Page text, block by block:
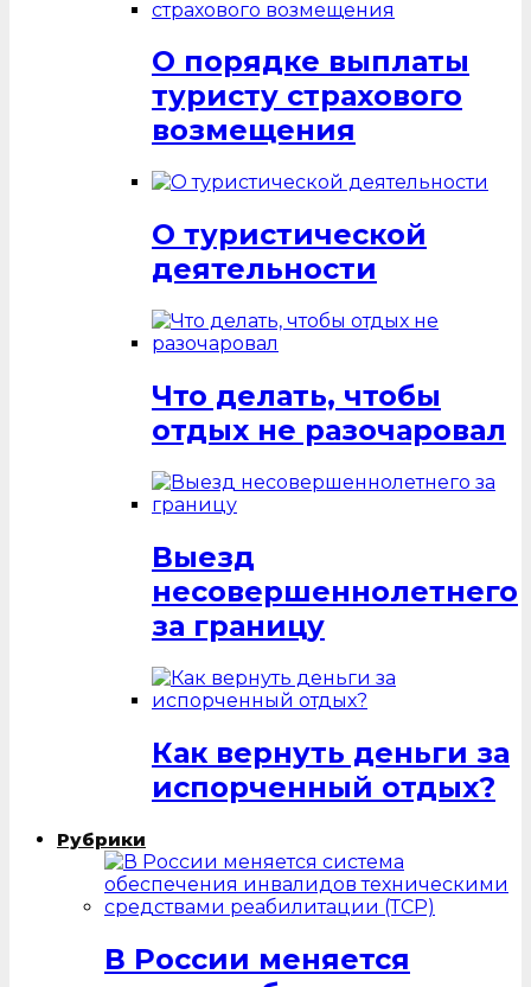
О порядке выплаты
туристу страхового
возмещения
О туристической
деятельности
Что делать, чтобы
отдых не разочаровал
Выезд
несовершеннолетнего
за границу
Как вернуть деньги за
испорченный отдых?
Рубрики
В России меняется